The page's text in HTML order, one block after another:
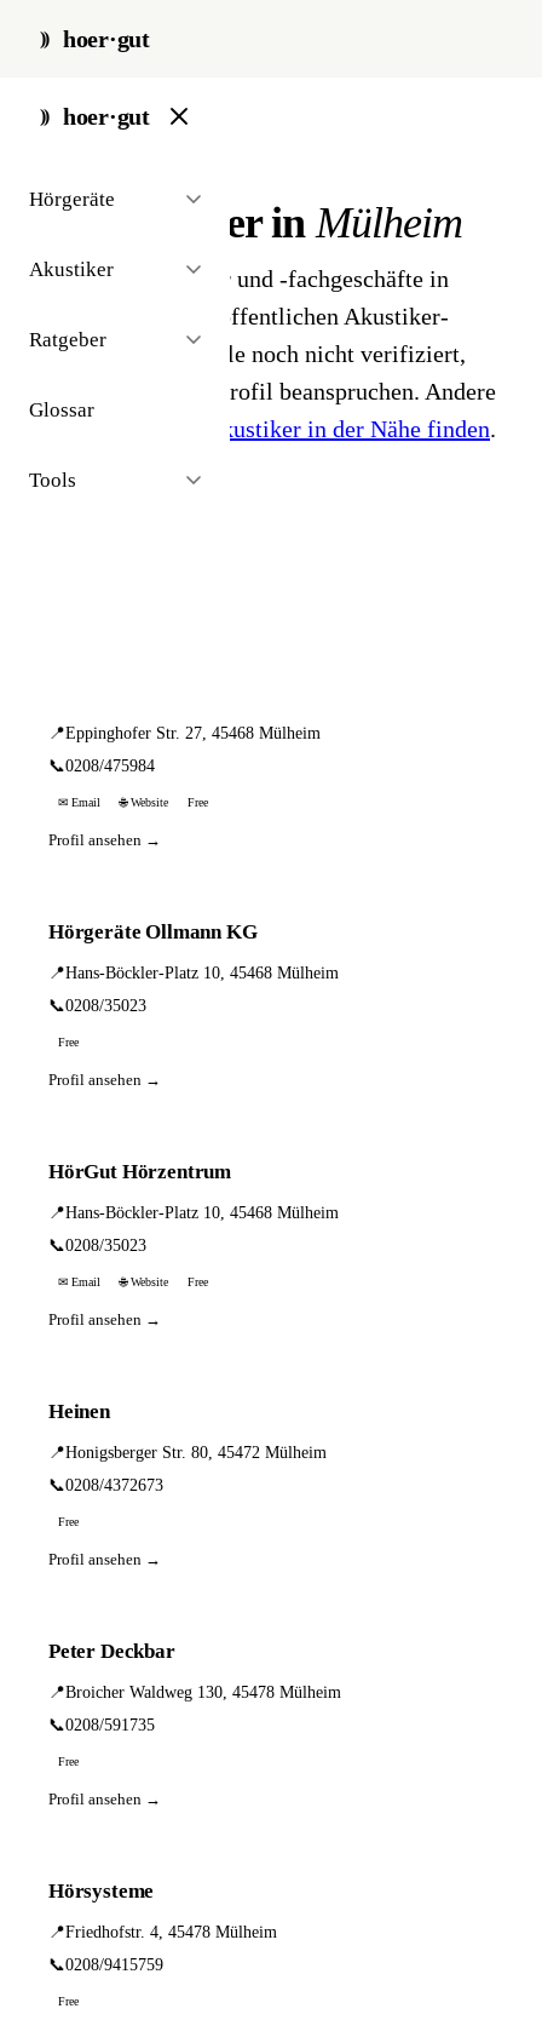
hoer·gut
hoer·gut
Hörgeräte
Akustiker
Ratgeber
Glossar
Tools
start / akustiker / muelheim
Hörakustiker inMülheim
7 Hörgeräteakustiker und -fachgeschäfte in
Mülheim. Aus dem öffentlichen Akustiker-
Bestand 2026 - Profile noch nicht verifiziert,
Inhaber können ihr Profil beanspruchen. Andere
Hörakustiker in der Nähe finden.
📍Eppinghofer Str. 27, 45468 Mülheim
📞0208/475984
✉ Email 🌐 Website Free
Profil ansehen →
Hörgeräte Ollmann KG
📍Hans-Böckler-Platz 10, 45468 Mülheim
📞0208/35023
Free
Profil ansehen →
HörGut Hörzentrum
📍Hans-Böckler-Platz 10, 45468 Mülheim
📞0208/35023
✉ Email 🌐 Website Free
Profil ansehen →
Heinen
📍Honigsberger Str. 80, 45472 Mülheim
📞0208/4372673
Free
Profil ansehen →
Peter Deckbar
📍Broicher Waldweg 130, 45478 Mülheim
📞0208/591735
Free
Profil ansehen →
Hörsysteme
📍Friedhofstr. 4, 45478 Mülheim
📞0208/9415759
Free